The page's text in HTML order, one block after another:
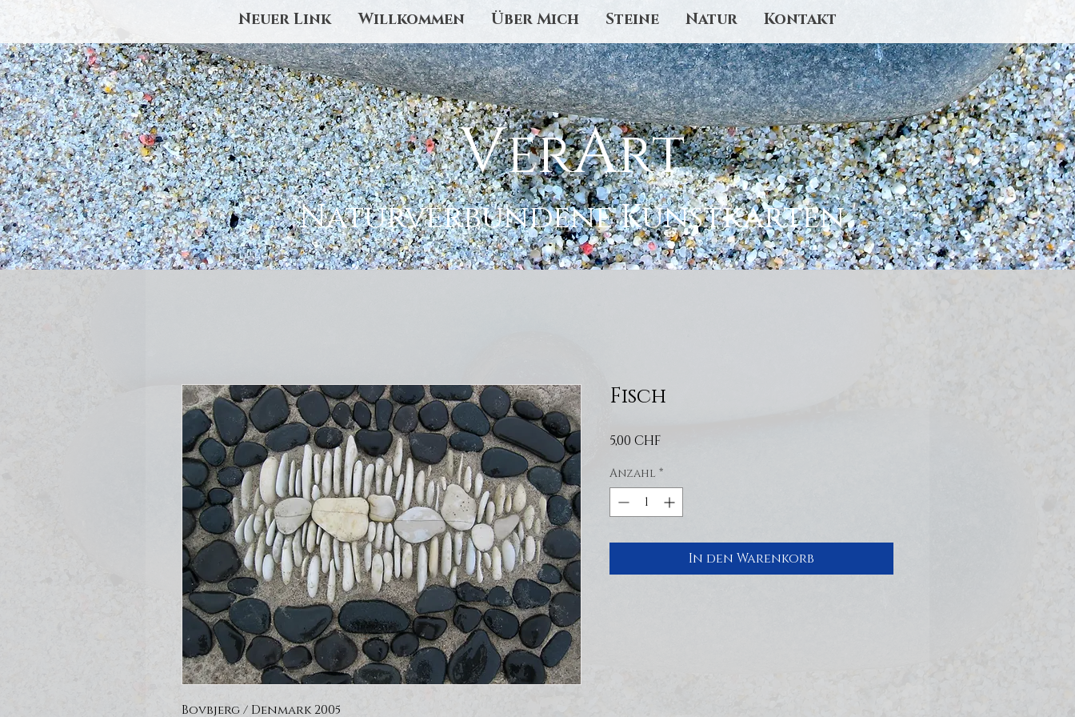
VerArt
Naturverbundene Kunstkarten
Bovbjerg / Denmark 2005
Fisch
5,00 CHFPreis
Anzahl *
In den Warenkorb
Neuer Link Willkommen Über Mich Steine Natur Kontakt